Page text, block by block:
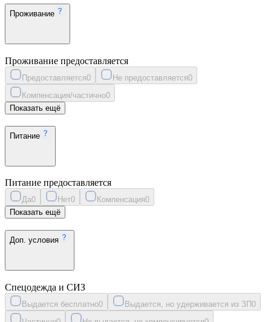
Проживание
Проживание предоставляется
Предоставляется0 Не предоставляется0
Компенсация/частично0
Показать ещё
Питание
Питание предоставляется
Да0 Нет0 Компенсация0
Показать ещё
Доп. условия
Спецодежда и СИЗ
Выдается бесплатно0 Выдается, но удерживается из ЗП0